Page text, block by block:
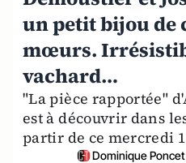
un petit bijou de
mœurs.
vachard…
"La pièce rapportée"
est à découvrir dans
partir de ce mercredi
Dominique